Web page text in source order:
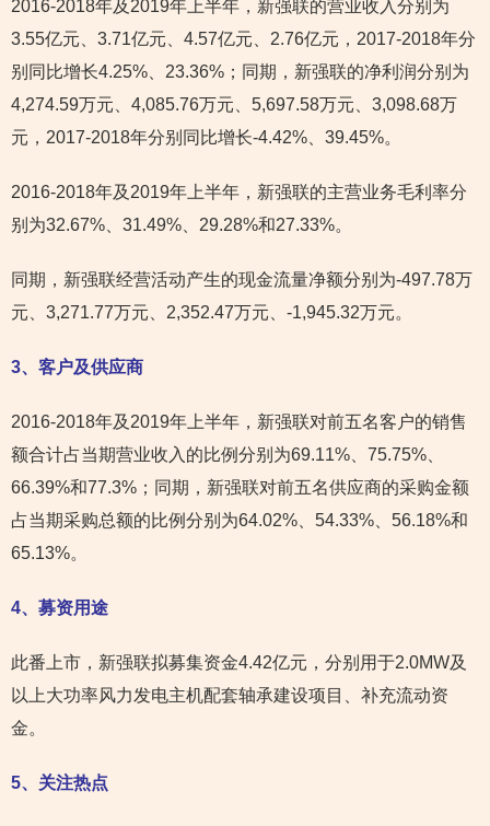
2016-2018年及2019年上半年，新强联的营业收入分别为
3.55亿元、3.71亿元、4.57亿元、2.76亿元，2017-2018年分
别同比增长4.25%、23.36%；同期，新强联的净利润分别为
4,274.59万元、4,085.76万元、5,697.58万元、3,098.68万
元，2017-2018年分别同比增长-4.42%、39.45%。
2016-2018年及2019年上半年，新强联的主营业务毛利率分
别为32.67%、31.49%、29.28%和27.33%。
同期，新强联经营活动产生的现金流量净额分别为-497.78万
元、3,271.77万元、2,352.47万元、-1,945.32万元。
3、客户及供应商
2016-2018年及2019年上半年，新强联对前五名客户的销售
额合计占当期营业收入的比例分别为69.11%、75.75%、
66.39%和77.3%；同期，新强联对前五名供应商的采购金额
占当期采购总额的比例分别为64.02%、54.33%、56.18%和
65.13%。
4、募资用途
此番上市，新强联拟募集资金4.42亿元，分别用于2.0MW及
以上大功率风力发电主机配套轴承建设项目、补充流动资
金。
5、关注热点